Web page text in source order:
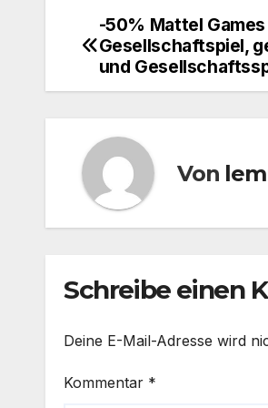
-50% Mattel
Gesellschaftspiel,
und
Von
Schreibe einen
Deine E-Mail-Adresse wird
Kommentar *